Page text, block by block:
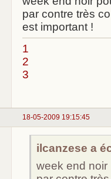
par contre très
est important !
1
2
3
18-05-2009 19:15:45
ilcanzese a
week end noir